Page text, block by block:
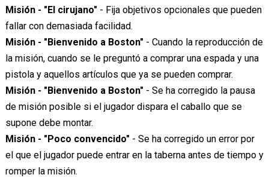
Misión - "El cirujano" - Fija objetivos opcionales que pueden
fallar con demasiada facilidad.
Misión - "Bienvenido a Boston" - Cuando la reproducción de
la misión, cuando se le preguntó a comprar una espada y una
pistola y aquellos artículos que ya se pueden comprar.
Misión - "Bienvenido a Boston" - Se ha corregido la pausa
de misión posible si el jugador dispara el caballo que se
supone debe montar.
Misión - "Poco convencido" - Se ha corregido un error por
el que el jugador puede entrar en la taberna antes de tiempo y
romper la misión.